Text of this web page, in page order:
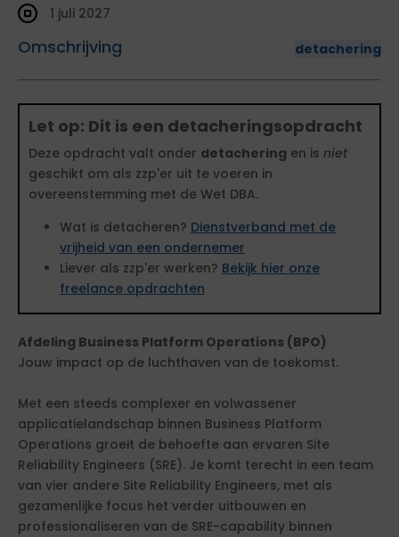
Omschrijving detachering
1 juli 2027
Let op: Dit is een detacheringsopdracht
Deze opdracht valt onder detachering en is niet
geschikt om als zzp'er uit te voeren in
overeenstemming met de Wet DBA.
Wat is detacheren? Dienstverband met de
vrijheid van een ondernemer
Liever als zzp'er werken? Bekijk hier onze
freelance opdrachten
Afdeling Business Platform Operations (BPO)
Jouw impact op de luchthaven van de toekomst.
Met een steeds complexer en volwassener
applicatielandschap binnen Business Platform
Operations groeit de behoefte aan ervaren Site
Reliability Engineers (SRE). Je komt terecht in een team
van vier andere Site Reliability Engineers, met als
gezamenlijke focus het verder uitbouwen en
professionaliseren van de SRE-capability binnen